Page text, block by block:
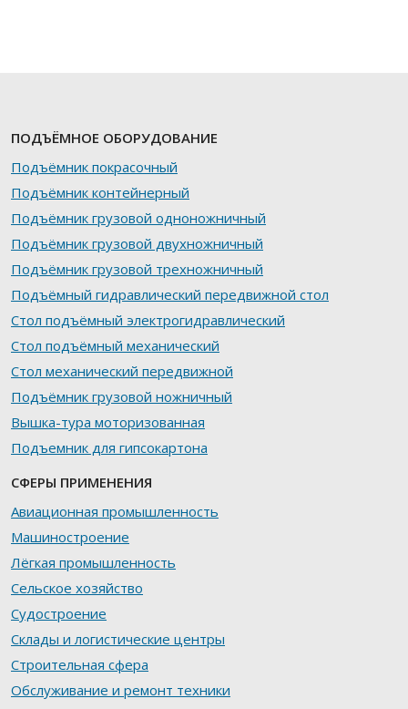
ПОДЪЁМНОЕ ОБОРУДОВАНИЕ
Подъёмник покрасочный
Подъёмник контейнерный
Подъёмник грузовой одноножничный
Подъёмник грузовой двухножничный
Подъёмник грузовой трехножничный
Подъёмный гидравлический передвижной стол
Стол подъёмный электрогидравлический
Стол подъёмный механический
Стол механический передвижной
Подъёмник грузовой ножничный
Вышка-тура моторизованная
Подъемник для гипсокартона
СФЕРЫ ПРИМЕНЕНИЯ
Авиационная промышленность
Машиностроение
Лёгкая промышленность
Сельское хозяйство
Судостроение
Склады и логистические центры
Строительная сфера
Обслуживание и ремонт техники